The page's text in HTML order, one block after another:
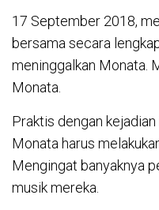
17 September 2018,
bersama secara
meninggalkan Monata.
Monata.
Praktis dengan
Monata harus
Mengingat banyaknya
musik mereka.